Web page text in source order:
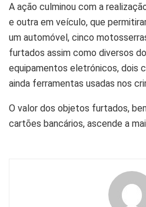
A ação culminou com a
e outra em veículo, que
um automóvel, cinco
furtados assim como diversos
equipamentos eletrónicos, dois
ainda ferramentas usadas nos
O valor dos objetos furtados,
cartões bancários, ascende a